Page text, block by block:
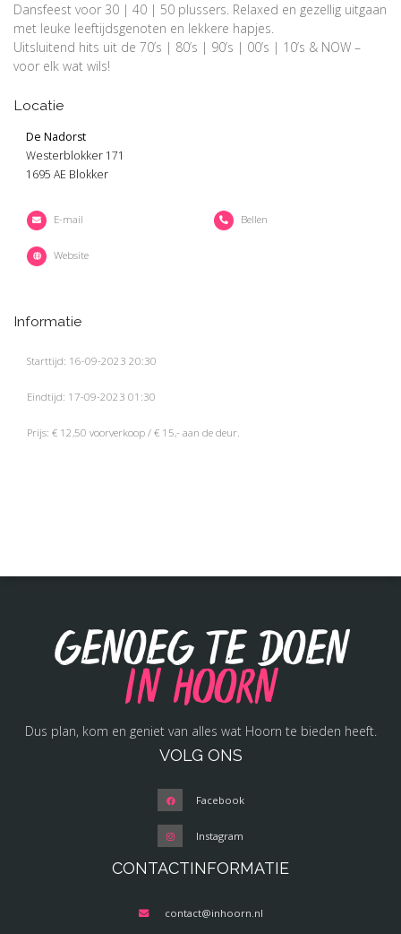
Dansfeest voor 30 | 40 | 50 plussers. Relaxed en gezellig uitgaan
met leuke leeftijdsgenoten en lekkere hapjes.
Uitsluitend hits uit de 70’s | 80’s | 90’s | 00’s | 10’s & NOW –
voor elk wat wils!
Locatie
De Nadorst
Westerblokker 171
1695 AE Blokker
E-mail Bellen
Website
Informatie
Starttijd: 16-09-2023 20:30
Eindtijd: 17-09-2023 01:30
Prijs: € 12,50 voorverkoop / € 15,- aan de deur.
Genoeg te doen
in Hoorn
Dus plan, kom en geniet van alles wat Hoorn te bieden heeft.
VOLG ONS
Facebook
Instagram
CONTACTINFORMATIE
contact@inhoorn.nl